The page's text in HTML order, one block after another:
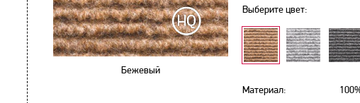
Бежевый
Выберите цвет:
Материал: